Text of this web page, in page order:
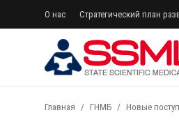
О нас Стратегический план
Главная ГНМБ Новые